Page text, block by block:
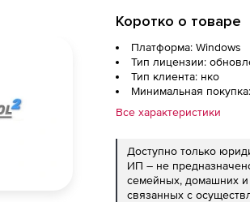
Коротко о товаре
Платформа: Windows
Тип лицензии:
Тип клиента: нко
Минимальная
Все характеристики
Доступно только
ИП – не
семейных, домашних
связанных с